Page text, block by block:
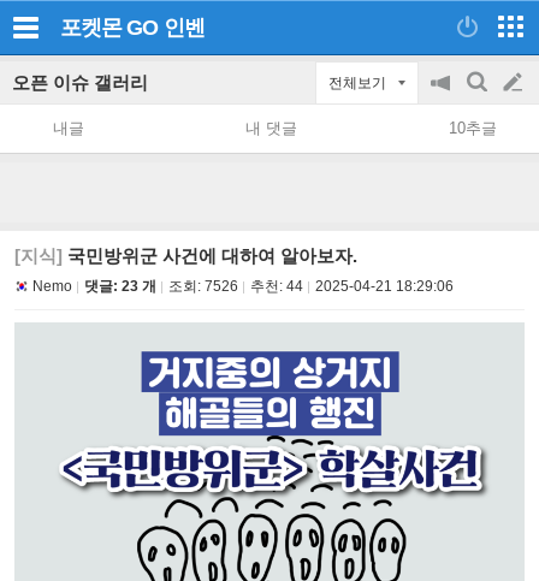
포켓몬 GO 인벤
오픈 이슈 갤러리 전체보기
공
지
on/off
검
색
글
쓰
내글 내 댓글 10추글
[지식] 국민방위군 사건에 대하여 알아보자.
Nemo 댓글: 23 개 조회: 7526 추천: 44 2025-04-21 18:29:06